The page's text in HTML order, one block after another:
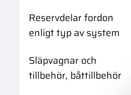
Reservdelar fordon
enligt typ av system
Släpvagnar och
tillbehör, båttillbehör